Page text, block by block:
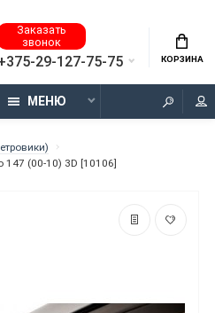
Заказать
звонок
29-127-75-75 КОРЗИНА
МЕНЮ
147 (00-10) 3D [10106]